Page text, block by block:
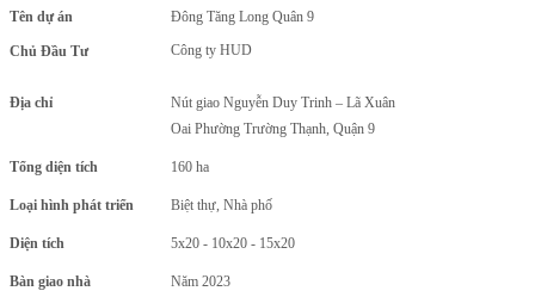
Tên dự án Đông Tăng Long Quân 9
Chủ Đầu Tư Công ty HUD
Địa chỉ
Nút giao Nguyễn Duy Trinh – Lã Xuân
Oai Phường Trường Thạnh, Quận 9
Tổng diện tích 160 ha
Loại hình phát triển Biệt thự, Nhà phố
Diện tích 5x20 - 10x20 - 15x20
Bàn giao nhà Năm 2023